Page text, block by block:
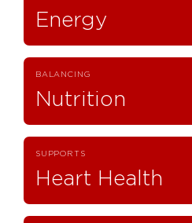
Energy
BALANCING
Nutrition
SUPPORTS
Heart Health